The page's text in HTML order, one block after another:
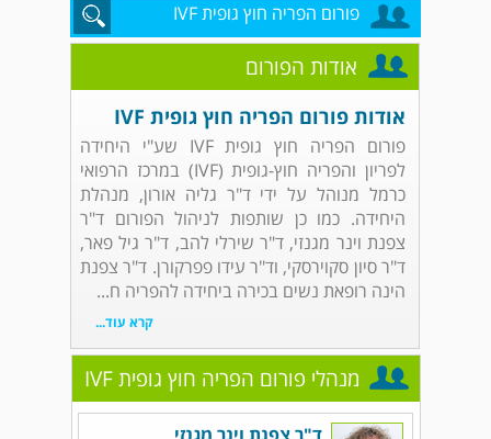
פורום הפריה חוץ גופית IVF
אודות הפורום
אודות פורום הפריה חוץ גופית IVF
פורום הפריה חוץ גופית IVF שע"י היחידה
לפריון והפריה חוץ-גופית (IVF) במרכז הרפואי
כרמל מנוהל על ידי ד"ר גליה אורון, מנהלת
היחידה. כמו כן שותפות לניהול הפורום ד"ר
צפנת וינר מגנזי, ד"ר שירלי להב, ד"ר גיל פאר,
ד"ר סיון סקוירסקי, וד"ר עידו פפרקורן. ד"ר צפנת
הינה רופאת נשים בכירה ביחידה להפריה ח...
קרא עוד...
מנהלי פורום הפריה חוץ גופית IVF